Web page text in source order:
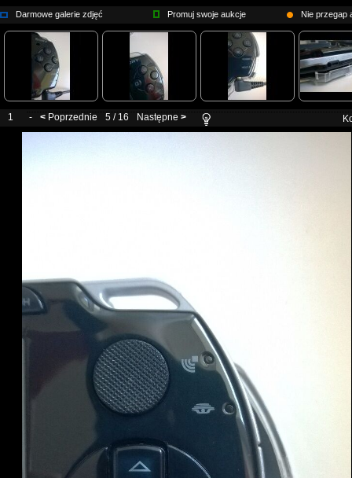
Darmowe galerie zdjęć Promuj swoje aukcje Nie przegap
1 - < Poprzednie 5 / 16 Następne >